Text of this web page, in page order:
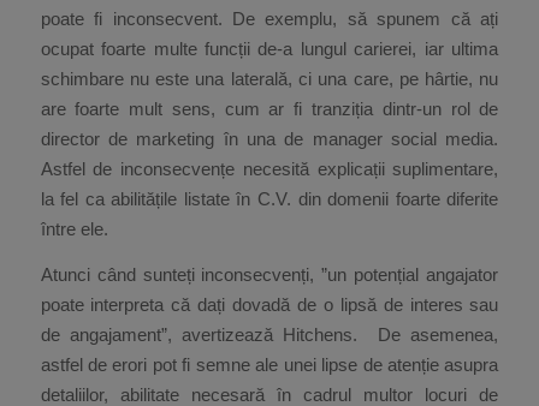
poate fi inconsecvent. De exemplu, să spunem că ați
ocupat foarte multe funcții de-a lungul carierei, iar ultima
schimbare nu este una laterală, ci una care, pe hârtie, nu
are foarte mult sens, cum ar fi tranziția dintr-un rol de
director de marketing în una de manager social media.
Astfel de inconsecvențe necesită explicații suplimentare,
la fel ca abilitățile listate în C.V. din domenii foarte diferite
între ele.
Atunci când sunteți inconsecvenți, ”un potențial angajator
poate interpreta că dați dovadă de o lipsă de interes sau
de angajament”, avertizează Hitchens. De asemenea,
astfel de erori pot fi semne ale unei lipse de atenție asupra
detaliilor, abilitate necesară în cadrul multor locuri de